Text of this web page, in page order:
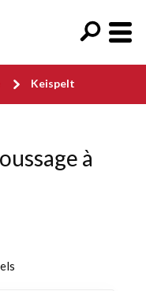
Keispelt
à